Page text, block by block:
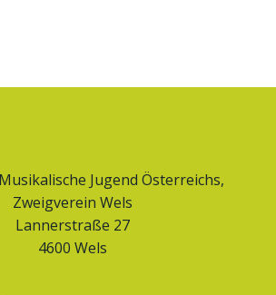
Jugend Österreichs,
Zweigverein Wels
Lannerstraße 27
4600 Wels